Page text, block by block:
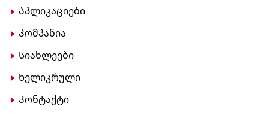
Აპლიკაციები
Კომპანია
Სიახლეები
Ხელიკრული
Კონტაქტი